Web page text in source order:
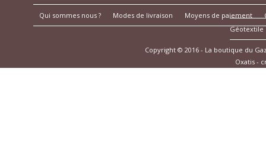
Qui sommes nous ? Modes de livraison Moyens de paiement
Géotextile
Copyright © 2016 - La boutique du
Oxatis -